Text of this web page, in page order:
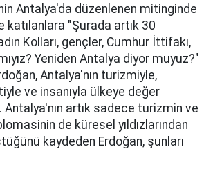
Antalya'da düzenlenen mitinginde
katılanlara "Şurada artık 30
Kolları, gençler, Cumhur İttifakı,
Yeniden Antalya diyor muyuz?"
Antalya'nın turizmiyle,
ve insanıyla ülkeye değer
Antalya'nın artık sadece turizmin ve
de küresel yıldızlarından
kaydeden Erdoğan, şunları